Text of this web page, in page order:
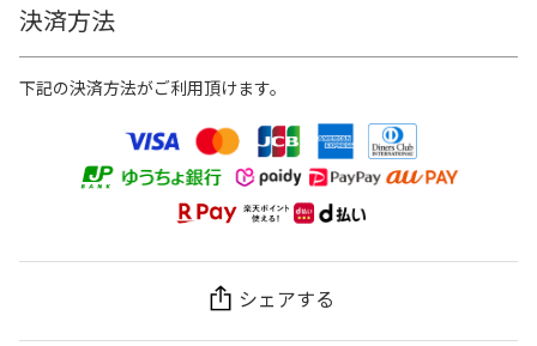
決済方法
下記の決済方法がご利用頂けます。
シェアする